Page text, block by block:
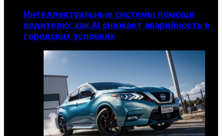
Интеллектуальные системы помощи
водителю: как AI снижает аварийность в
городских условиях